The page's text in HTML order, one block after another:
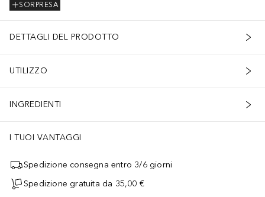
SORPRESA
DETTAGLI DEL PRODOTTO
UTILIZZO
INGREDIENTI
I TUOI VANTAGGI
Spedizione consegna entro 3/6 giorni
Spedizione gratuita da 35,00 €